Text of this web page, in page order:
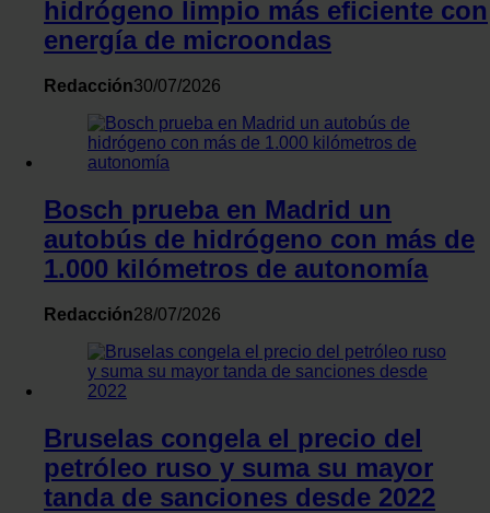
hidrógeno limpio más eficiente con
energía de microondas
Redacción30/07/2026
Bosch prueba en Madrid un
autobús de hidrógeno con más de
1.000 kilómetros de autonomía
Redacción28/07/2026
Bruselas congela el precio del
petróleo ruso y suma su mayor
tanda de sanciones desde 2022